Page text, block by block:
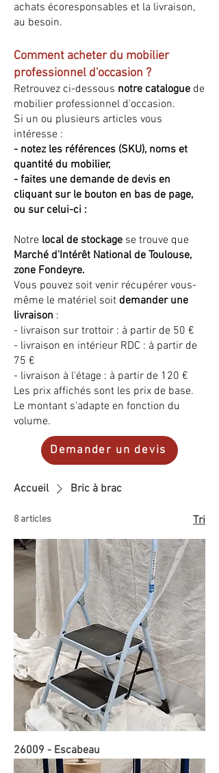
achats écoresponsables et la livraison,
au besoin.
Comment acheter du mobilier
professionnel d'occasion ?
Retrouvez ci-dessous notre catalogue de
mobilier professionnel d'occasion.
Si un ou plusieurs articles vous
intéresse :
- notez les références (SKU), noms et
quantité du mobilier,
- faites une demande de devis en
cliquant sur le bouton en bas de page,
ou sur celui-ci :
Notre local de stockage se trouve que
Marché d'Intérêt National de Toulouse,
zone Fondeyre.
Vous pouvez soit venir récupérer vous-
même le matériel soit demander une
livraison :
- livraison sur trottoir : à partir de 50 €
- livraison en intérieur RDC : à partir de
75 €
- livraison à l'étage : à partir de 120 €
Les prix affichés sont les prix de base.
Le montant s'adapte en fonction du
volume.
Demander un devis
Accueil Bric à brac
8 articles Tri
26009 - Escabeau